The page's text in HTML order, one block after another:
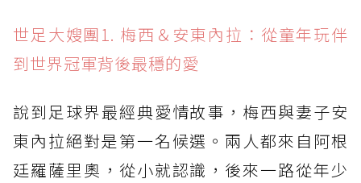
世足大嫂團1. 梅西＆安東內拉：從童年玩伴
到世界冠軍背後最穩的愛
說到足球界最經典愛情故事，梅西與妻子安
東內拉絕對是第一名候選。兩人都來自阿根
廷羅薩里奧，從小就認識，後來一路從年少